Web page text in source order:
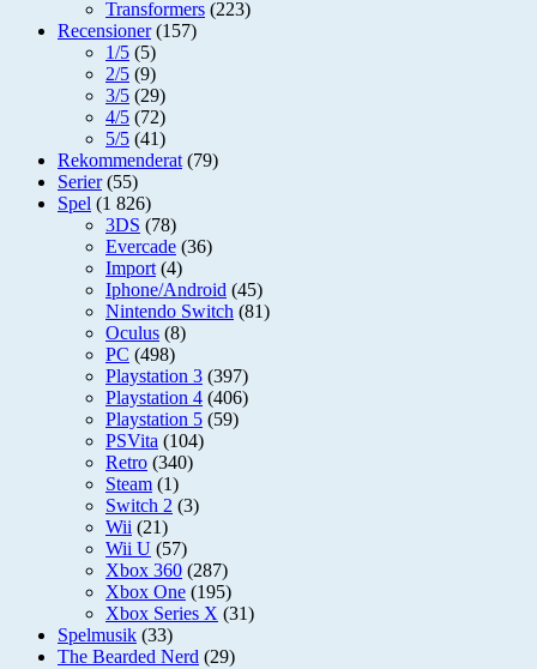
Transformers (223)
Recensioner(157)
1/5 (5)
2/5 (9)
3/5 (29)
4/5 (72)
5/5 (41)
Rekommenderat (79)
Serier(55)
Spel (1 826)
3DS (78)
Evercade (36)
Import (4)
Iphone/Android (45)
Nintendo Switch (81)
Oculus (8)
PC (498)
Playstation 3 (397)
Playstation 4 (406)
Playstation 5 (59)
PSVita (104)
Retro (340)
Steam (1)
Switch 2 (3)
Wii (21)
Wii U (57)
Xbox 360 (287)
Xbox One (195)
Xbox Series X (31)
Spelmusik (33)
The Bearded Nerd (29)